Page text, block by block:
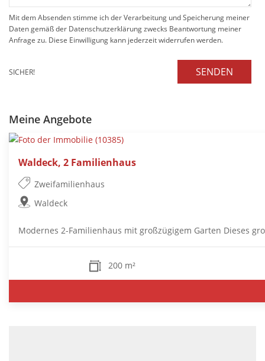
Mit dem Absenden stimme ich der Verarbeitung und Speicherung meiner
Daten gemäß der Datenschutzerklärung zwecks Beantwortung meiner
Anfrage zu. Diese Einwilligung kann jederzeit widerrufen werden.
SICHER! SENDEN
Meine Angebote
Waldeck, 2 Familienhaus
Zweifamilienhaus
Waldeck
Modernes 2-Familienhaus mit großzügigem Garten Dieses
200 m²